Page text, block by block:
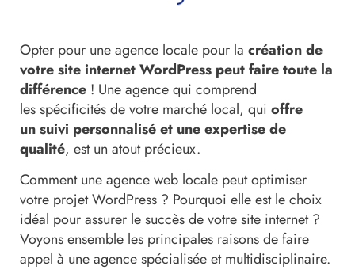
Opter pour une agence locale pour la création de
votre site internet WordPress peut faire toute la
différence ! Une agence qui comprend
les spécificités de votre marché local, qui offre
un suivi personnalisé et une expertise de
qualité, est un atout précieux.
Comment une agence web locale peut optimiser
votre projet WordPress ? Pourquoi elle est le choix
idéal pour assurer le succès de votre site internet ?
Voyons ensemble les principales raisons de faire
appel à une agence spécialisée et multidisciplinaire.